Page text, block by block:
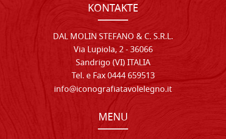
KONTAKTE
DAL MOLIN STEFANO & C. S.R.L.
Via Lupiola, 2 - 36066
Sandrigo (VI) ITALIA
Tel. e Fax 0444 659513
info@iconografiatavolelegno.it
MENU